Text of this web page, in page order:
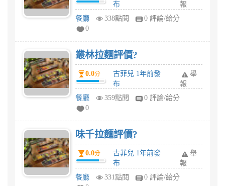
布
報
餐廳
338點閱
0 評論/給分
0
叢林拉麵評價?
0.0分
古菲兒 1年前發
布
舉
報
餐廳
359點閱
0 評論/給分
0
味千拉麵評價?
0.0分
古菲兒 1年前發
布
舉
報
餐廳
331點閱
0 評論/給分